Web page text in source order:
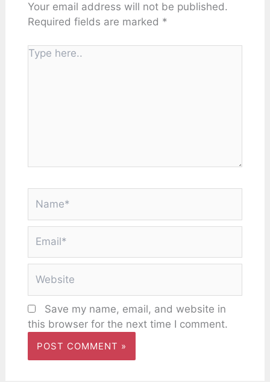
Your email address will not be published.
Required fields are marked *
Type
Save my name, email, and website in
this browser for the next time I comment.